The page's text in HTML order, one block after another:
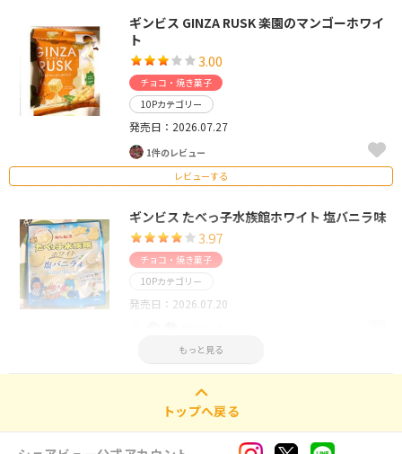
ギンビス GINZA RUSK 楽園のマンゴーホワイ
ト
3.00
チョコ・焼き菓子
10Pカテゴリー
発売日：2026.07.27
1件のレビュー
レビューする
ギンビス たべっ子水族館ホワイト 塩バニラ味
3.97
チョコ・焼き菓子
10Pカテゴリー
発売日：2026.07.20
レビューする
もっと見る
トップへ戻る